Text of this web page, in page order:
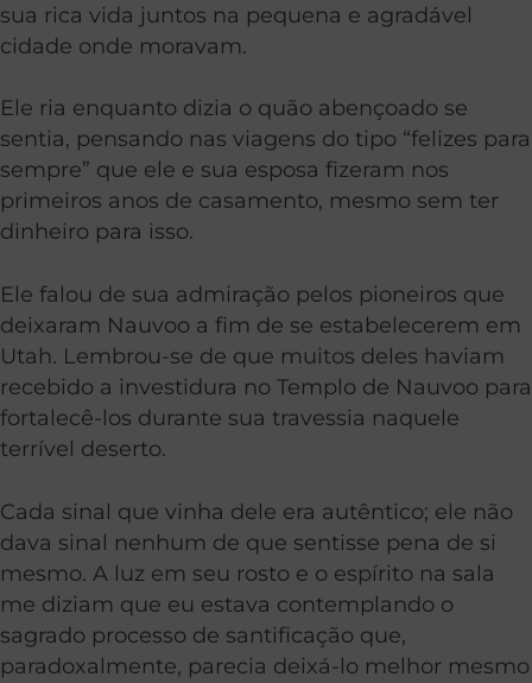
sua rica vida juntos na pequena e agradável
cidade onde moravam.
Ele ria enquanto dizia o quão abençoado se
sentia, pensando nas viagens do tipo “felizes para
sempre” que ele e sua esposa fizeram nos
primeiros anos de casamento, mesmo sem ter
dinheiro para isso.
Ele falou de sua admiração pelos pioneiros que
deixaram Nauvoo a fim de se estabelecerem em
Utah. Lembrou-se de que muitos deles haviam
recebido a investidura no Templo de Nauvoo para
fortalecê-los durante sua travessia naquele
terrível deserto.
Cada sinal que vinha dele era autêntico; ele não
dava sinal nenhum de que sentisse pena de si
mesmo. A luz em seu rosto e o espírito na sala
me diziam que eu estava contemplando o
sagrado processo de santificação que,
paradoxalmente, parecia deixá-lo melhor mesmo